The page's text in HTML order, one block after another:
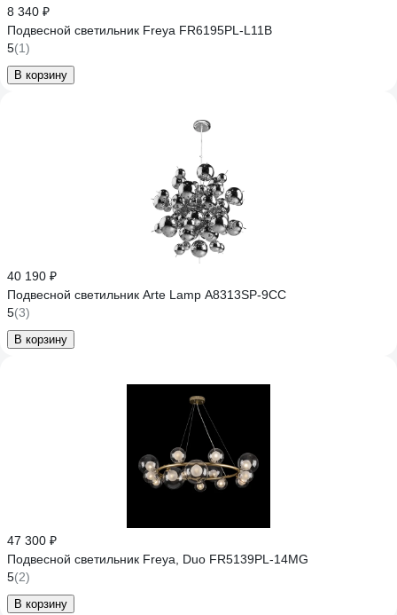
8 340 ₽
Подвесной светильник Freya FR6195PL-L11B
5(1)
В корзину
40 190 ₽
Подвесной светильник Arte Lamp A8313SP-9CC
5(3)
В корзину
47 300 ₽
Подвесной светильник Freya, Duo FR5139PL-14MG
5(2)
В корзину